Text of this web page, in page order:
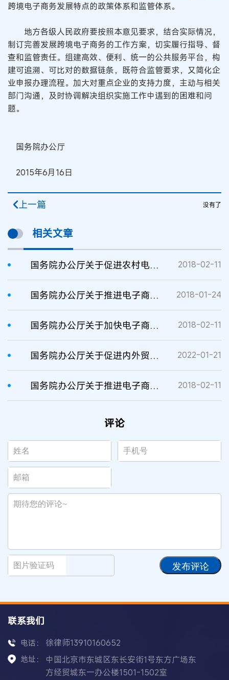
跨境电子商务发展特点的政策体系和监管体系。
地方各级人民政府要按照本意见要求，结合实际情况，
制订完善发展跨境电子商务的工作方案，切实履行指导、督
查和监管责任。组建高效、便利、统一的公共服务平台，构
建可追溯、可比对的数据链条，既符合监管要求，又简化企
业申报办理流程。加大对重点企业的支持力度，主动与相关
部门沟通，及时协调解决组织实施工作中遇到的困难和问
题。
国务院办公厅
2015年6月16日
上一篇 没有了
相关文章
国务院办公厅关于促进农村电子商务加快发展的指导意见 2018-02-11
国务院办公厅关于推进电子商务与快递物流协同发展的意见 2018-01-24
国务院办公厅关于加快电子商务发展的若干意见 2018-02-11
国务院办公厅关于促进内外贸一体化发展的意见 2022-01-21
国务院办公厅关于推进电子商务与快递物流协同发展的意见 2018-02-11
评论
发布评论
联系我们
电话： 徐律师13910160652
地址：
中国北京市东城区东长安街1号东方广场东
方经贸城东一办公楼1501-1502室